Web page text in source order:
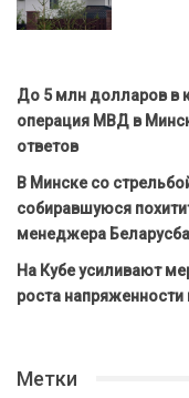
До 5 млн долларов в
операция МВД в
ответов
В Минске со
собиравшуюся
менеджера
На Кубе усиливают
роста
Метки